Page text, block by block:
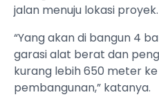
jalan menuju lokasi proyek.
“Yang akan di bangun 4
garasi alat berat dan
kurang lebih 650 meter
pembangunan,” katanya.